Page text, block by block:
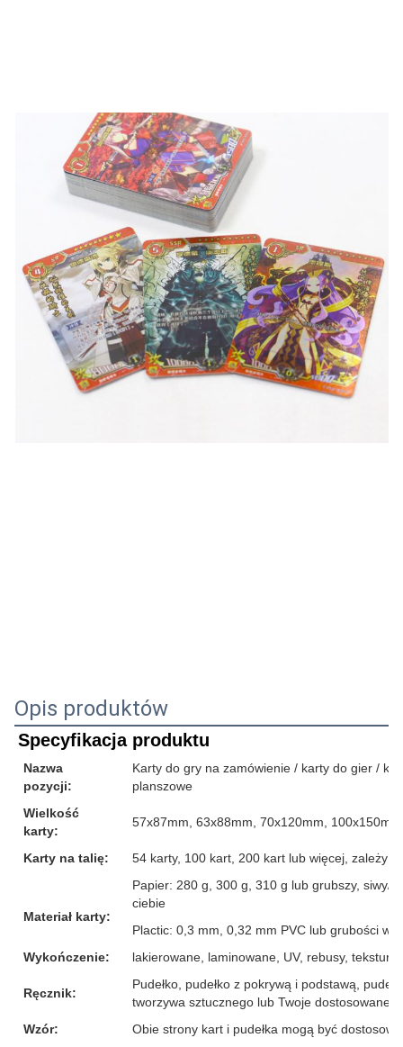
Opis produktów
Specyfikacja produktu
Nazwa
pozycji:
Karty do gry na zamówienie / karty do gier /
planszowe
Wielkość
karty:
57x87mm, 63x88mm, 70x120mm,
Karty na talię: 54 karty, 100 kart, 200 kart lub więcej, zależy
Materiał karty:
Papier: 280 g, 300 g, 310 g lub grubszy, siwy/
ciebie
Plactic: 0,3 mm, 0,32 mm PVC lub grubości
Wykończenie:
lakierowane, laminowane, UV, rebusy, tekstura
Ręcznik:
Pudełko, pudełko z pokrywą i podstawą,
tworzywa sztucznego lub Twoje dostosowane
Wzór:
Obie strony kart i pudełka mogą być